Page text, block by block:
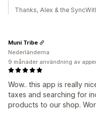
Thanks, Alex & the
Wow.. this app is really
taxes and searching for
products to our shop.
Muni Tribe
Nederländerna
9 månader användning av